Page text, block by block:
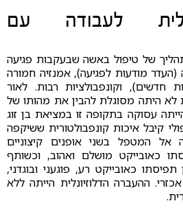
לעבודה עם
של טיפול באשה שבעקבות פגיעה
(העדר מודעות לפגיעה), אמנזיה חמורה
חדשים), וקונפבולציות רבות. לאור
לא היתה מסוגלת להבין את מהותו של
עסוקה בתקופה זו במציאת בן זוג
קיבל איכות קונפבולטורית ששיקפה
אל המטפל בשני אופנים קיצוניים
כאובייקט מושלם ואהוב, וכשותף
תפיסתו כאובייקט רע, פוגעני ובוגדני,
ההעברה הדלוזיונלית הייתה ללא